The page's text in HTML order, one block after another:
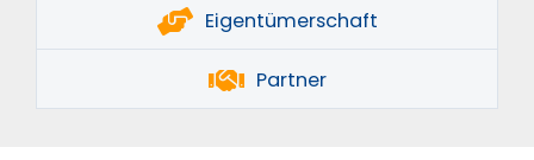
Eigentümerschaft
Partner